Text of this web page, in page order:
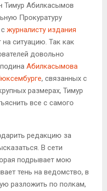
Тимур Абилкасымов
Прокуратуру
журналисту издания
ситуацию. Так как
довольно
Абилкасымова
, связанных с
размерах, Тимур
все с самого
редакцию за
В сети
подрывает мою
тень на ведомство, в
разложить по полкам,